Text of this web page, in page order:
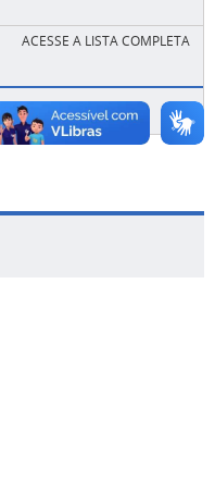
ACESSE A LISTA COMPLETA